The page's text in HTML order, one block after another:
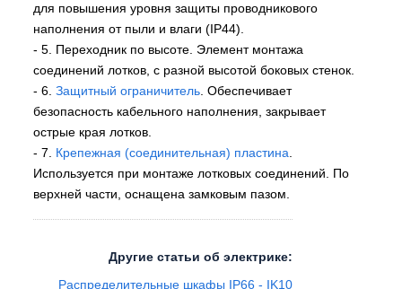
для повышения уровня защиты проводникового
наполнения от пыли и влаги (IP44).
- 5. Переходник по высоте. Элемент монтажа
соединений лотков, с разной высотой боковых стенок.
- 6. Защитный ограничитель . Обеспечивает
безопасность кабельного наполнения, закрывает
острые края лотков.
- 7. Крепежная (соединительная) пластина
Используется при монтаже лотковых соединений. По
верхней части, оснащена замковым пазом.
Другие статьи об электрике:
Распределительные шкафы IP66 - IK10